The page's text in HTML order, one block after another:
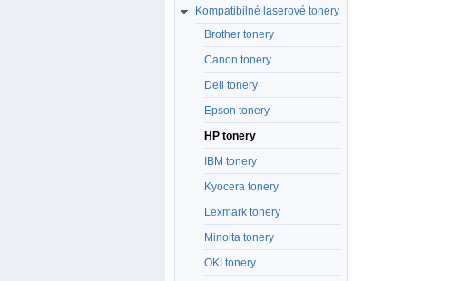
Kompatibilné laserové tonery
Brother tonery
Canon tonery
Dell tonery
Epson tonery
HP tonery
IBM tonery
Kyocera tonery
Lexmark tonery
Minolta tonery
OKI tonery